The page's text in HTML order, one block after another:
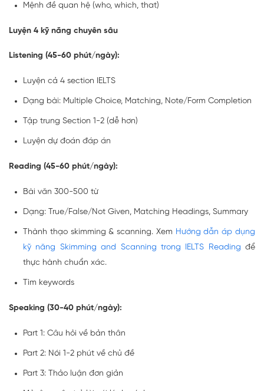
Mệnh đề quan hệ (who, which, that)
Luyện 4 kỹ năng chuyên sâu
Listening (45-60 phút/ngày):
Luyện cả 4 section IELTS
Dạng bài: Multiple Choice, Matching, Note/Form Completion
Tập trung Section 1-2 (dễ hơn)
Luyện dự đoán đáp án
Reading (45-60 phút/ngày):
Bài văn 300-500 từ
Dạng: True/False/Not Given, Matching Headings, Summary
Thành thạo skimming & scanning. Xem Hướng dẫn áp dụng
kỹ năng Skimming and Scanning trong IELTS Reading để
thực hành chuẩn xác.
Tìm keywords
Speaking (30-40 phút/ngày):
Part 1: Câu hỏi về bản thân
Part 2: Nói 1-2 phút về chủ đề
Part 3: Thảo luận đơn giản